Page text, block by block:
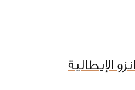
الإيطالية